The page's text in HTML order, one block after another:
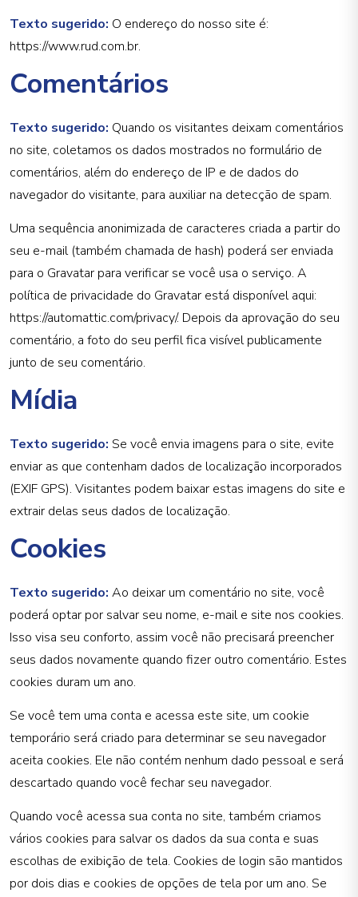
Texto sugerido: O endereço do nosso site é:
https://www.rud.com.br.
Comentários
Texto sugerido: Quando os visitantes deixam comentários
no site, coletamos os dados mostrados no formulário de
comentários, além do endereço de IP e de dados do
navegador do visitante, para auxiliar na detecção de spam.
Uma sequência anonimizada de caracteres criada a partir do
seu e-mail (também chamada de hash) poderá ser enviada
para o Gravatar para verificar se você usa o serviço. A
política de privacidade do Gravatar está disponível aqui:
https://automattic.com/privacy/. Depois da aprovação do seu
comentário, a foto do seu perfil fica visível publicamente
junto de seu comentário.
Mídia
Texto sugerido: Se você envia imagens para o site, evite
enviar as que contenham dados de localização incorporados
(EXIF GPS). Visitantes podem baixar estas imagens do site e
extrair delas seus dados de localização.
Cookies
Texto sugerido: Ao deixar um comentário no site, você
poderá optar por salvar seu nome, e-mail e site nos cookies.
Isso visa seu conforto, assim você não precisará preencher
seus dados novamente quando fizer outro comentário. Estes
cookies duram um ano.
Se você tem uma conta e acessa este site, um cookie
temporário será criado para determinar se seu navegador
aceita cookies. Ele não contém nenhum dado pessoal e será
descartado quando você fechar seu navegador.
Quando você acessa sua conta no site, também criamos
vários cookies para salvar os dados da sua conta e suas
escolhas de exibição de tela. Cookies de login são mantidos
por dois dias e cookies de opções de tela por um ano. Se